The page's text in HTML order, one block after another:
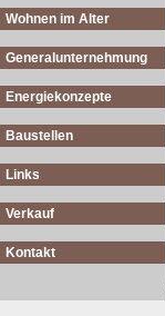
Wohnen im Alter
Generalunternehmung
Energiekonzepte
Baustellen
Links
Verkauf
Kontakt